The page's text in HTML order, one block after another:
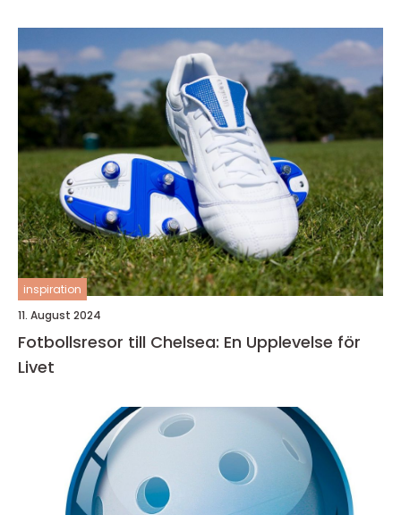
inspiration
11. August 2024
Fotbollsresor till Chelsea: En Upplevelse för
Livet